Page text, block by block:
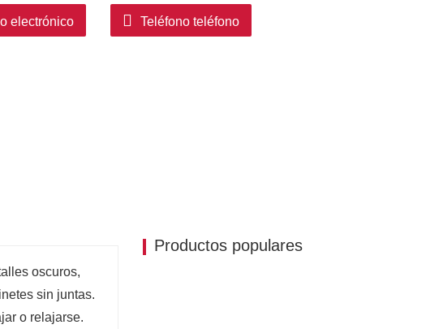
electrónico Teléfono teléfono
oscuros,
sin juntas.
o relajarse.
Productos populares